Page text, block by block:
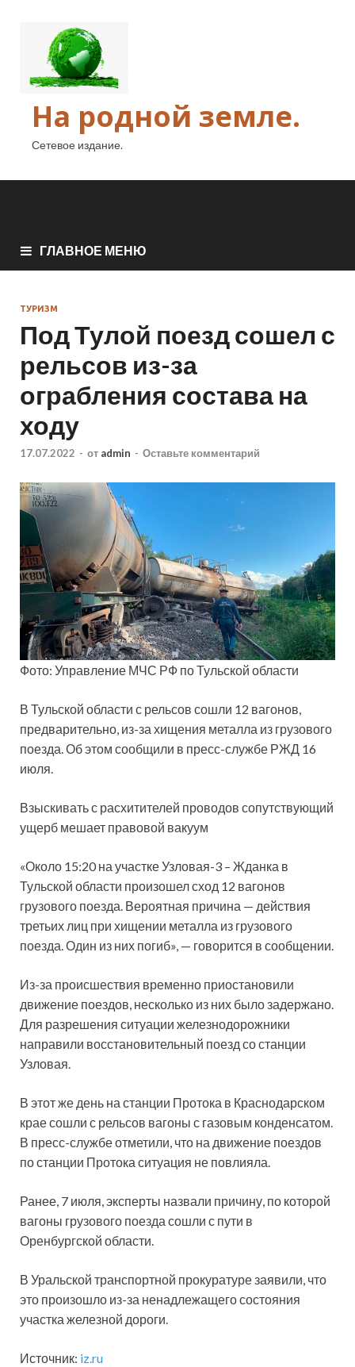
На родной земле.
Сетевое издание.
ГЛАВНОЕ МЕНЮ
ТУРИЗМ
Под Тулой поезд сошел с
рельсов из-за
ограбления состава на
ходу
17.07.2022 - от admin - Оставьте комментарий
Фото: Управление МЧС РФ по Тульской области
В Тульской области с рельсов сошли 12 вагонов,
предварительно, из-за хищения металла из грузового
поезда. Об этом сообщили в пресс-службе РЖД 16
июля.
Взыскивать с расхитителей проводов сопутствующий
ущерб мешает правовой вакуум
«Около 15:20 на участке Узловая-3 – Жданка в
Тульской области произошел сход 12 вагонов
грузового поезда. Вероятная причина — действия
третьих лиц при хищении металла из грузового
поезда. Один из них погиб», — говорится в сообщении.
Из-за происшествия временно приостановили
движение поездов, несколько из них было задержано.
Для разрешения ситуации железнодорожники
направили восстановительный поезд со станции
Узловая.
В этот же день на станции Протока в Краснодарском
крае сошли с рельсов вагоны с газовым конденсатом.
В пресс-службе отметили, что на движение поездов
по станции Протока ситуация не повлияла.
Ранее, 7 июля, эксперты назвали причину, по которой
вагоны грузового поезда сошли с пути в
Оренбургской области.
В Уральской транспортной прокуратуре заявили, что
это произошло из-за ненадлежащего состояния
участка железной дороги.
Источник: iz.ru